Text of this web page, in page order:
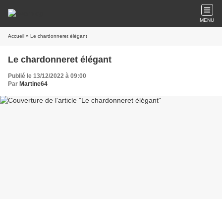
MENU
Accueil » Le chardonneret élégant
Le chardonneret élégant
Publié le 13/12/2022 à 09:00
Par Martine64